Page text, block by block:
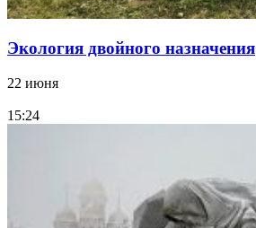
Экология двойного назначения
22 июня
15:24